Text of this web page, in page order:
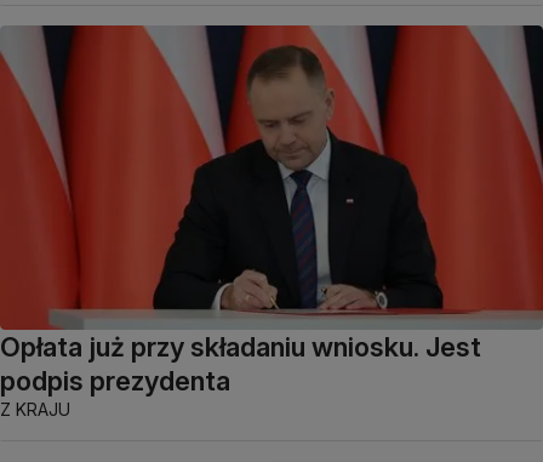
Opłata już przy składaniu wniosku. Jest
podpis prezydenta
Z KRAJU